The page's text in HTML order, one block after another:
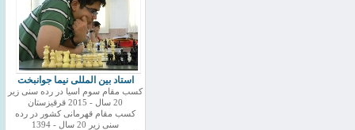
استاد بین المللی نیما جوانبخت
کسب مقام سوم اسیا در رده سنی زیر
20 سال - 2015 قرقیزستان
کسب مقام قهرمانی کشور در رده
سنی زیر 20 سال - 1394